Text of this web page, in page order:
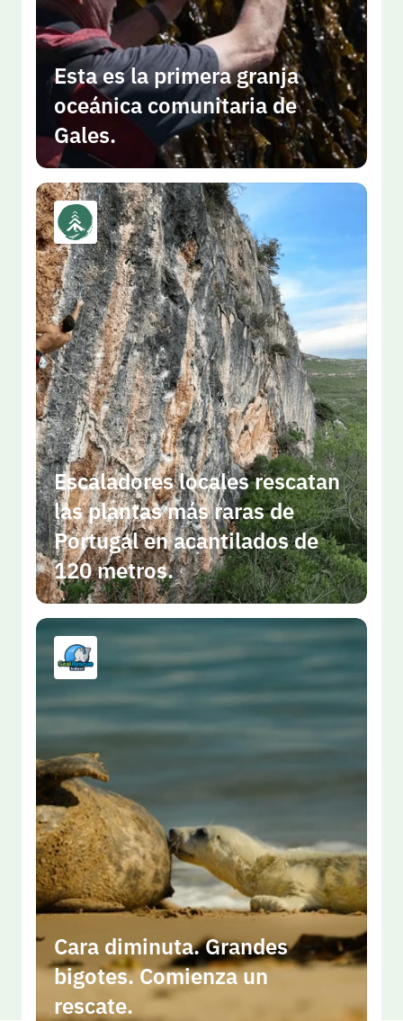
Esta es la primera granja
oceánica comunitaria de
Gales.
Escaladores locales rescatan
las plantas más raras de
Portugal en acantilados de
120 metros.
Cara diminuta. Grandes
bigotes. Comienza un
rescate.